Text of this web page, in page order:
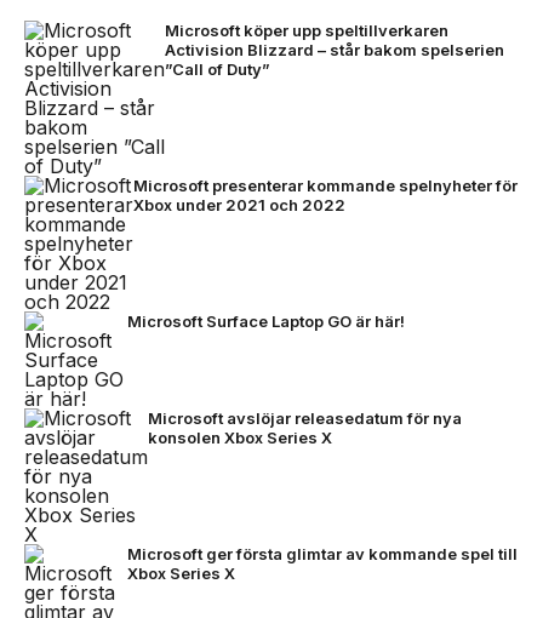
Microsoft köper upp speltillverkaren
Activision Blizzard – står bakom spelserien
”Call of Duty”
Microsoft presenterar kommande spelnyheter för
Xbox under 2021 och 2022
Microsoft Surface Laptop GO är här!
Microsoft avslöjar releasedatum för nya
konsolen Xbox Series X
Microsoft ger första glimtar av kommande spel till
Xbox Series X